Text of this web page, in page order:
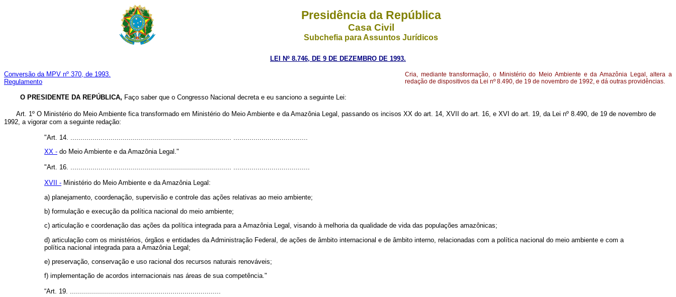
Presidência da República
Casa Civil
Subchefia para Assuntos Jurídicos
LEI Nº 8.746, DE 9 DE DEZEMBRO DE 1993.
Conversão da MPV nº 370, de 1993.
Regulamento
Cria, mediante transformação, o Ministério do Meio Ambiente e da Amazônia Legal, altera a
redação de dispositivos da Lei nº 8.490, de 19 de novembro de 1992, e dá outras providências.
O PRESIDENTE DA REPÚBLICA, Faço saber que o Congresso Nacional decreta e eu sanciono a seguinte Lei:
Art. 1º O Ministério do Meio Ambiente fica transformado em Ministério do Meio Ambiente e da Amazônia Legal, passando os incisos XX do art. 14, XVII do art. 16, e XVI do art. 19, da Lei nº 8.490, de 19 de novembro de
1992, a vigorar com a seguinte redação:
"Art. 14. ................................................................................ .....................................
XX - do Meio Ambiente e da Amazônia Legal."
"Art. 16. ................................................................................ ......................................
XVII - Ministério do Meio Ambiente e da Amazônia Legal:
a) planejamento, coordenação, supervisão e controle das ações relativas ao meio ambiente;
b) formulação e execução da política nacional do meio ambiente;
c) articulação e coordenação das ações da política integrada para a Amazônia Legal, visando à melhoria da qualidade de vida das populações amazônicas;
d) articulação com os ministérios, órgãos e entidades da Administração Federal, de ações de âmbito internacional e de âmbito interno, relacionadas com a política nacional do meio ambiente e com a
política nacional integrada para a Amazônia Legal;
e) preservação, conservação e uso racional dos recursos naturais renováveis;
f) implementação de acordos internacionais nas áreas de sua competência."
“Art. 19. ...........................................................................